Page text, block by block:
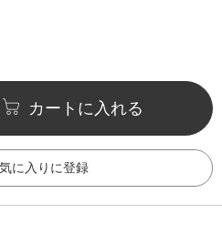
カートに入れる
に入りに登録